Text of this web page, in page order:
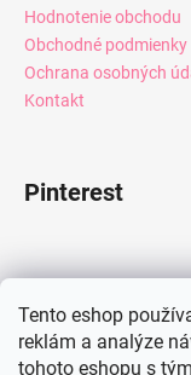
Tento eshop
reklám a analýze
tohoto eshopu s
Hodnotenie obchodu
Obchodné podmienky
Ochrana osobných
Kontakt
Pinterest